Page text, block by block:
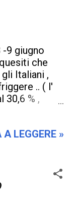
troppe di
,
perché sono
nell'
, dove si
dire di
evasiva e
dei
sbaglio , è l'
della
di
un
, anche
9 giugno
che
Italiani ,
.. ( l'
30,6 % ,
più forte
in capitolo ,
LEGGERE »